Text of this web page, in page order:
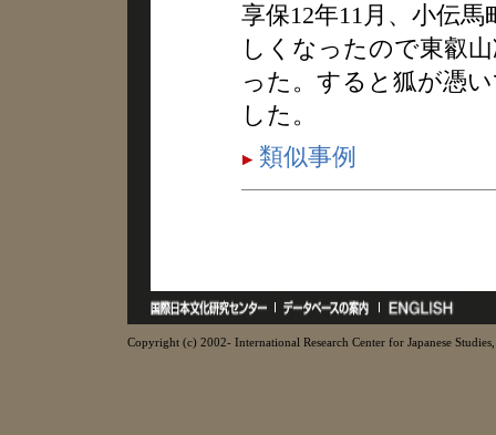
享保12年11月、小伝
しくなったので東叡
った。すると狐が憑
した。
類似事例
Copyright (c) 2002- International Research Center for Japanese